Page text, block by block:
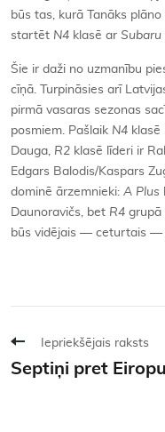
būs tas, kurā Tanāks
startēt N4 klasē ar Subaru
Šie ir daži no uzmanību
cīņā. Turpināsies arī
pirmā vasaras sezonas
posmiem. Pašlaik N4 klasē
Dauga, R2 klasē līderi ir
Edgars Balodis/Kaspars
dominē ārzemnieki: A Plus
Daunoravičs, bet R4 grupā
būs vidējais — ceturtais —
Iepriekšējais raksts
Septiņi pret